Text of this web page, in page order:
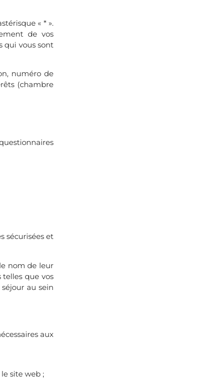
« * ».
de vos
qui vous sont
numéro de
(chambre
sécurisées et
nom de leur
que vos
au sein
aux
site web ;